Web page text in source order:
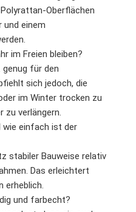
Oberflächen
und einem
im Freien bleiben?
für den
sich jedoch, die
im Winter trocken zu
zu verlängern.
wie einfach ist der
stabiler Bauweise relativ
Das erleichtert
erheblich.
und farbecht?